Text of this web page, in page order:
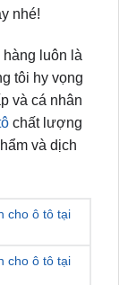
nhé!
luôn là
tôi hy vọng
và cá nhân
chất lượng
và dịch
cho ô tô tại
cho ô tô tại